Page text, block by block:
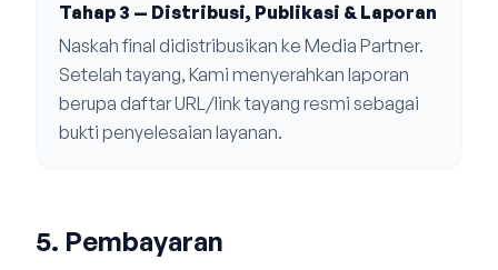
Tahap 3 — Distribusi, Publikasi & Laporan
Naskah final didistribusikan ke Media Partner.
Setelah tayang, Kami menyerahkan laporan
berupa daftar URL/link tayang resmi sebagai
bukti penyelesaian layanan.
5. Pembayaran